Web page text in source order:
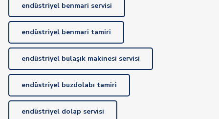
endüstriyel benmari servisi
endüstriyel benmari tamiri
endüstriyel bulaşık makinesi servisi
endüstriyel buzdolabı tamiri
endüstriyel dolap servisi